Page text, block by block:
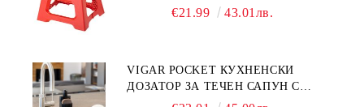
23СМ, ПЛОДОВЕ
€21.99 43.01лв.
VIGAR POCKET КУХНЕНСКИ
ДОЗАТОР ЗА ТЕЧЕН САПУН С
МЯСТО ЗА ГЪБА, ЧЕРЕН